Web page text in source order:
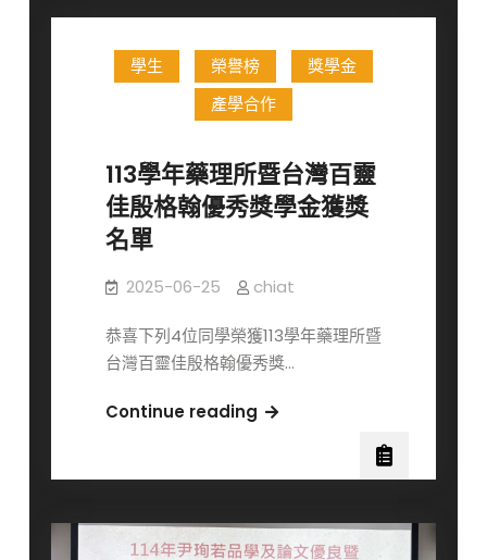
獎！
所
士
華
教
榮
獲
屆
庠
科
講
殊
學生 榮譽榜
獎學金
產學合作
113學年藥理所暨台灣百靈
佳殷格翰優秀獎學金獲獎
名單
2025-06-25 chiat
恭喜下列4位同學榮獲113學年藥理所暨
台灣百靈佳殷格翰優秀獎…
Continue reading113
理
所